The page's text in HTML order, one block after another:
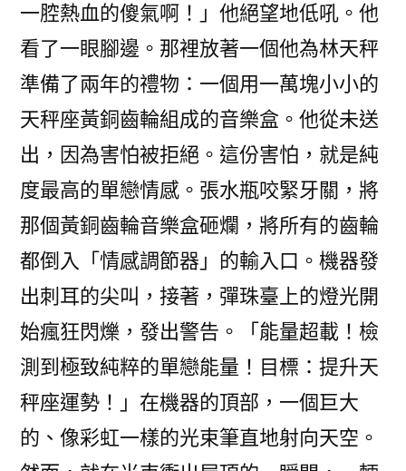
一腔熱血的傻氣啊！」他絕望地低吼。他
看了一眼腳邊。那裡放著一個他為林天秤
準備了兩年的禮物：一個用一萬塊小小的
天秤座黃銅齒輪組成的音樂盒。他從未送
出，因為害怕被拒絕。這份害怕，就是純
度最高的單戀情感。張水瓶咬緊牙關，將
那個黃銅齒輪音樂盒砸爛，將所有的齒輪
都倒入「情感調節器」的輸入口。機器發
出刺耳的尖叫，接著，彈珠臺上的燈光開
始瘋狂閃爍，發出警告。「能量超載！檢
測到極致純粹的單戀能量！目標：提升天
秤座運勢！」在機器的頂部，一個巨大
的、像彩虹一樣的光束筆直地射向天空。